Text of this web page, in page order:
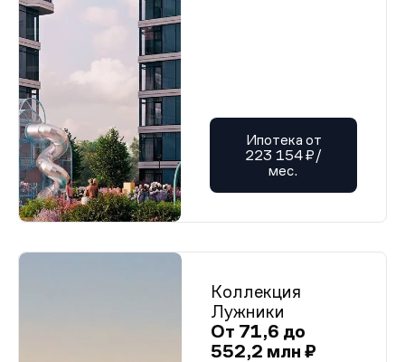
Ипотека от
223 154 ₽/
мес.
Коллекция
Лужники
От 71,6 до
552,2 млн ₽